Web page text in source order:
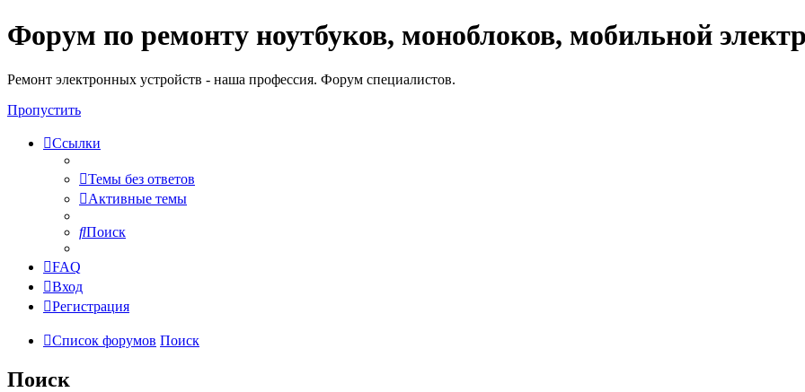
Регистрация
Форум по ремонту ноутбуков, моноблоков, мобильной
Ремонт электронных устройств - наша профессия. Форум специалистов.
Пропустить
Ссылки
Темы без ответов
Активные темы
Поиск
FAQ
Вход
Регистрация
Список форумов Поиск
Поиск